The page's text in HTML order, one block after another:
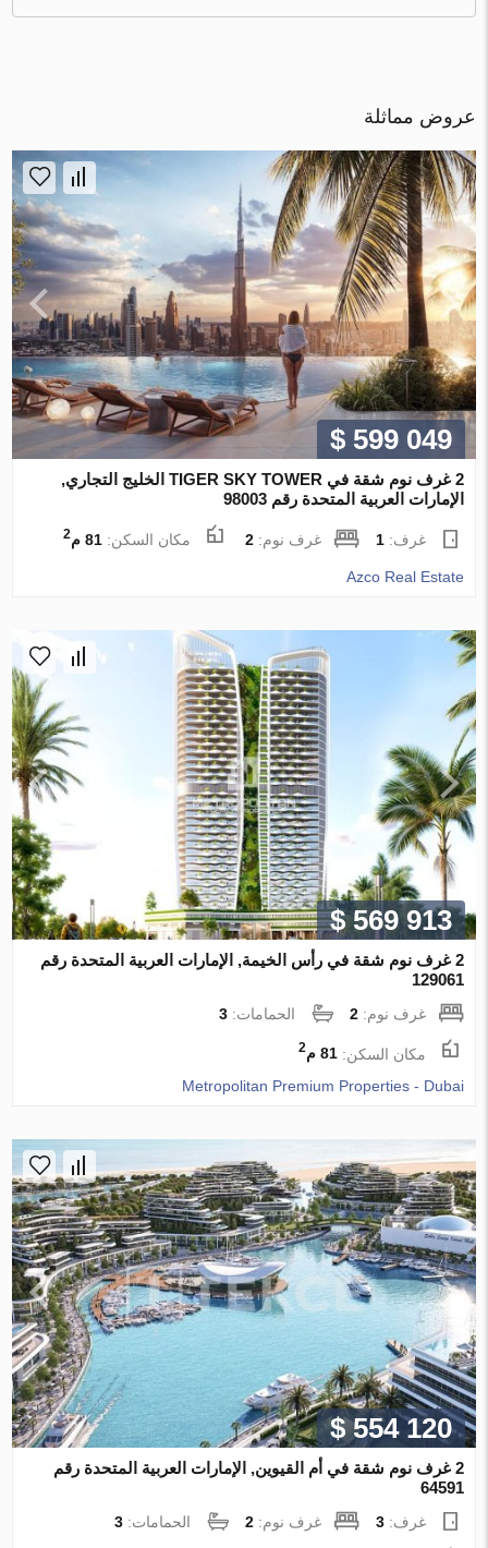
عروض مماثلة
$ 599 049
2 غرف نوم شقة في TIGER SKY TOWER الخليج التجاري,
الإمارات العربية المتحدة رقم 98003
غرف:1 غرف نوم:2 مكان السكن:81 م 2
Azco Real Estate
$ 569 913
2 غرف نوم شقة في رأس الخيمة, الإمارات العربية المتحدة رقم
129061
غرف نوم:2 الحمامات:3
مكان السكن:81 م 2
Metropolitan Premium Properties - Dubai
$ 554 120
2 غرف نوم شقة في أم القيوين, الإمارات العربية المتحدة رقم
64591
غرف:3 غرف نوم:2 الحمامات:3